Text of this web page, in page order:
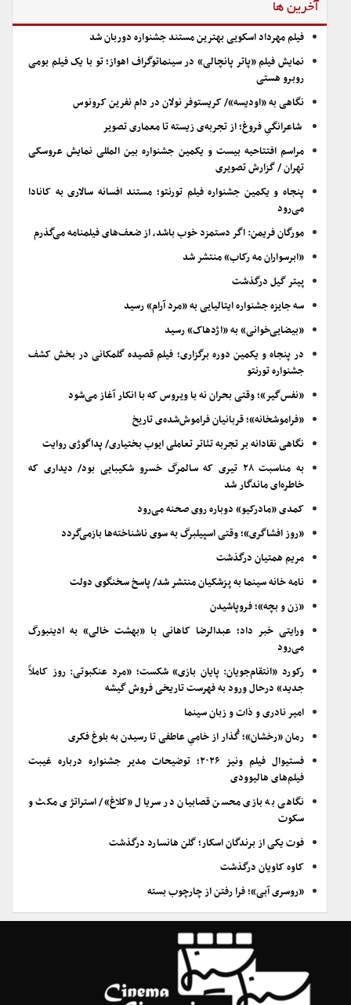
آخرین ها
فیلم مهرداد اسکویی بهترین مستند جشنواره دوربان شد
نمایش فیلم «پاتر پانچالی» در سینماتوگراف اهواز؛ تو با یک فیلم بومی
روبرو هستی
نگاهی به «اودیسه»/ کریستوفر نولان در دام نفرین کرونوس
شاعرانگیِ فروغ؛ از تجربه‌ی زیسته تا معماری تصویر
مراسم افتتاحیه بیست و یکمین جشنواره بین المللی نمایش عروسکی
تهران / گزارش تصویری
پنجاه و یکمین جشنواره فیلم تورنتو؛ مستند افسانه سالاری به کانادا
می‌رود
مورگان فریمن: اگر دستمزد خوب باشد، از ضعف‌های فیلمنامه می‌گذرم
«ابرسواران مه رکاب» منتشر شد
پیتر گیل درگذشت
سه جایزه جشنواره ایتالیایی به «مرد آرام» رسید
«بیضایی‌خوانی» به «اژدهاک» رسید
در پنجاه و یکمین دوره برگزاری؛ فیلم قصیده گلمکانی در بخش کشف
جشنواره تورنتو
«نفس‌گیر»؛ وقتی بحران نه با ویروس که با انکار آغاز می‌شود
«فراموشخانه»؛ قربانیان فراموش‌شده‌ی تاریخ
نگاهی نقادانه بر تجربه تئاتر تعاملی ایوب بختیاری/ پداگوژی روایت
به مناسبت ۲۸ تیری که سالمرگ خسرو شکیبایی بود/ دیداری که
خاطره‌ای ماندگار شد
کمدی «مادرکیو» دوباره روی صحنه می‌رود
«روز افشاگری»؛ وقتی اسپیلبرگ به سوی ناشناخته‌ها بازمی‌گردد
مریم همتیان درگذشت
نامه خانه سینما به پزشکیان منتشر شد/ پاسخ سخنگوی دولت
«زن و بچه»؛ فروپاشیدن
ورایتی خبر داد؛ عبدالرضا کاهانی با «بهشت خالی» به ادینبورگ
می‌رود
رکورد «انتقام‌جویان: پایان بازی» شکست؛ «مرد عنکبوتی: روز کاملاً
جدید» درحال ورود به فهرست تاریخی فروش گیشه
امیر نادری و ذات و زبان سینما
رمان «رخشان»؛ گُذار از خامیِ عاطفی تا رسیدن به بلوغ فکری
فستیوال فیلم ونیز ۲۰۲۶؛ توضیحات مدیر جشنواره درباره غیبت
فیلم‌های هالیوودی
نگاهی به بازی محسن قصابیان در سریال «کلاغ»/ استراتژی مکث و
سکوت
فوت یکی از برندگان اسکار؛ گلن هانسارد درگذشت
کاوه کاویان درگذشت
«روسری آبی»؛ فرا رفتن از چارچوب بسته